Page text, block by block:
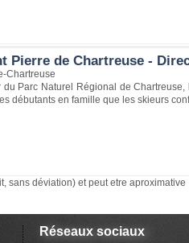
Pierre de Chartreuse -
Chartreuse
Parc Naturel Régional de
débutants en famille que les skieurs
sans déviation) et peut etre aproximative
Réseaux sociaux